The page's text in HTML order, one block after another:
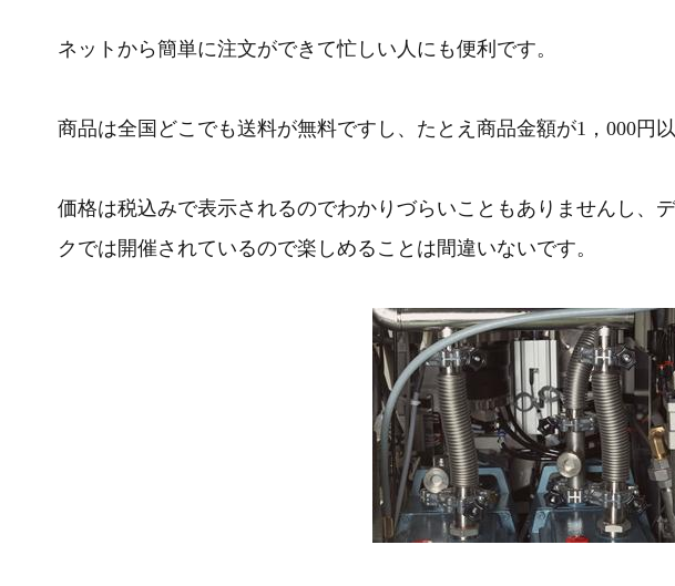
ネットから簡単に注文ができて忙しい人にも便利です。
商品は全国どこでも送料が無料ですし、たとえ商品金額が1，000円
価格は税込みで表示されるのでわかりづらいこともありませんし、
クでは開催されているので楽しめることは間違いないです。